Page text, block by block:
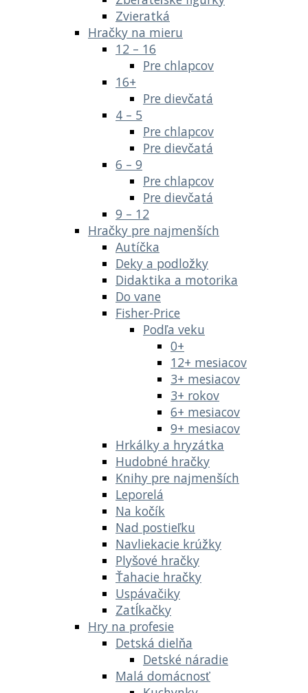
Zvieratká
Hračky na mieru
12 – 16
Pre chlapcov
16+
Pre dievčatá
4 – 5
Pre chlapcov
Pre dievčatá
6 – 9
Pre chlapcov
Pre dievčatá
9 – 12
Hračky pre najmenších
Autíčka
Deky a podložky
Didaktika a motorika
Do vane
Fisher-Price
Podľa veku
0+
12+ mesiacov
3+ mesiacov
3+ rokov
6+ mesiacov
9+ mesiacov
Hrkálky a hryzátka
Hudobné hračky
Knihy pre najmenších
Leporelá
Na kočík
Nad postieľku
Navliekacie krúžky
Plyšové hračky
Ťahacie hračky
Uspávačiky
Zatĺkačky
Hry na profesie
Detská dielňa
Detské náradie
Malá domácnosť